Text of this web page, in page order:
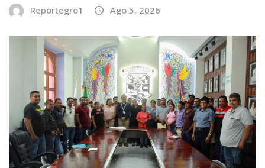
Reportegro1 Ago 5, 2026